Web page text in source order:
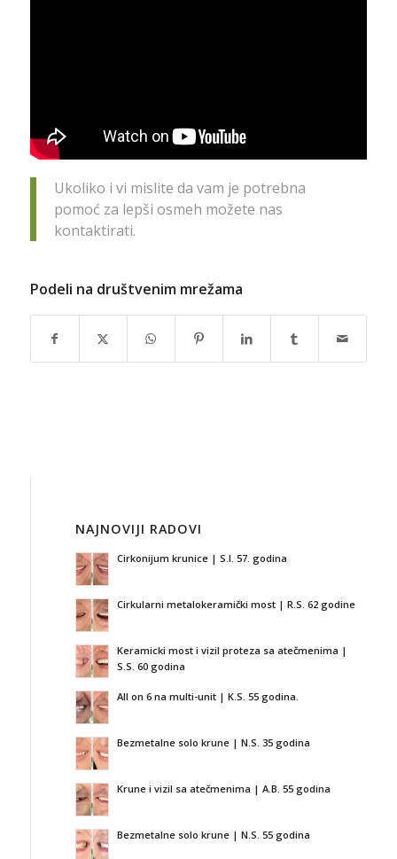
Ukoliko i vi mislite da vam je potrebna
pomoć za lepši osmeh možete nas
kontaktirati.
Podeli na društvenim mrežama
NAJNOVIJI RADOVI
Cirkonijum krunice | S.I. 57. godina
Cirkularni metalokeramički most | R.S. 62 godine
Keramicki most i vizil proteza sa atečmenima |
S.S. 60 godina
All on 6 na multi-unit | K.S. 55 godina.
Bezmetalne solo krune | N.S. 35 godina
Krune i vizil sa atečmenima | A.B. 55 godina
Bezmetalne solo krune | N.S. 55 godina